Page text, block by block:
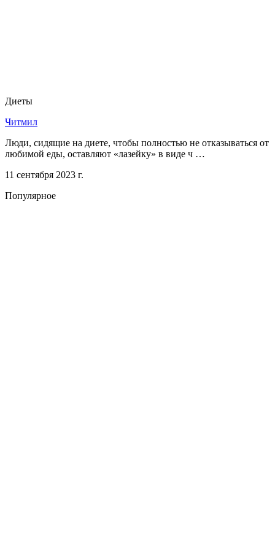
Диеты
Читмил
Люди, сидящие на диете, чтобы полностью не отказываться от
любимой еды, оставляют «лазейку» в виде ч …
11 сентября 2023 г.
Популярное